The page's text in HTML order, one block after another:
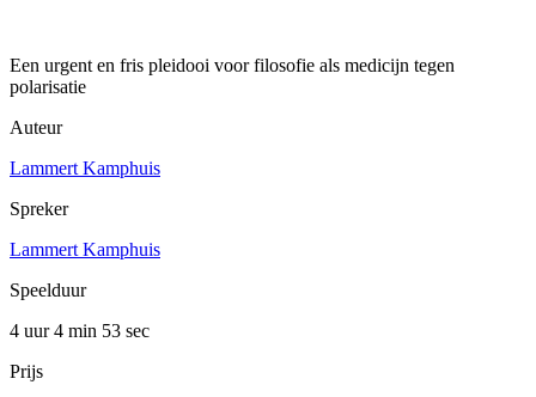
Een urgent en fris pleidooi voor filosofie als medicijn tegen
polarisatie
Auteur
Lammert Kamphuis
Spreker
Lammert Kamphuis
Speelduur
4 uur 4 min 53 sec
Prijs